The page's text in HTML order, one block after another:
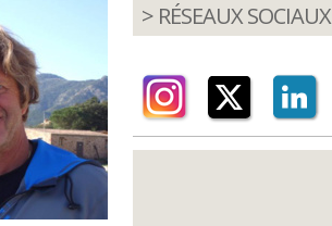
> RÉSEAUX SOCIAUX